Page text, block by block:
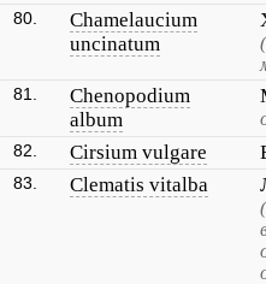
80.
Chamelaucium
uncinatum
81.
Chenopodium
album
82. Cirsium vulgare
83. Clematis vitalba